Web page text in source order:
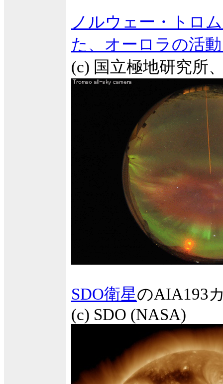
ノルウェー・トロ
た、オーロラの活
(c) 国立極地研究所
SDO衛星のAIA193
(c) SDO (NASA)